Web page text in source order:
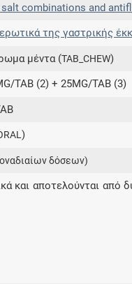
και ιατρικές
μαζί σας γεγονότα
του Galinos.gr από το 2011
salt combinations and
της γαστρικής
μέντα (TAB_CHEW)
TAB (2) + 25MG/TAB (3)
)
δόσεων)
και αποτελούνται από